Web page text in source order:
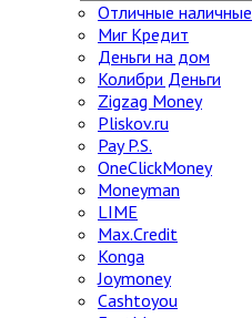
Отличные наличные
Миг Кредит
Деньги на дом
Колибри Деньги
Zigzag Money
Pliskov.ru
Pay P.S.
OneClickMoney
Moneyman
LIME
Max.Credit
Konga
Joymoney
Cashtoyou